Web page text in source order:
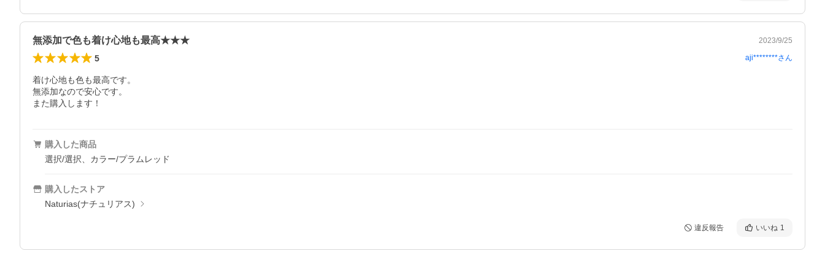
無添加で色も着け心地も最高★★★ 2023/9/25
5 aji********さん
着け心地も色も最高です。
無添加なので安心です。
また購入します！
購入した商品
選択/選択、カラー/プラムレッド
購入したストア
Naturias(ナチュリアス)
違反報告 いいね 1